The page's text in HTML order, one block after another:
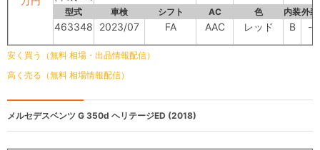
型式 車検 シフト AC 色 内装外装
463348 2023/07 FA AAC レッド B -
安く買う（無料 相場・出品情報配信）
高く売る（無料 相場情報配信）
メルセデスベンツ G 350d ヘリテージED (2018)